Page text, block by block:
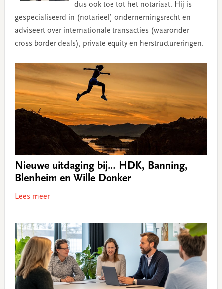
dus ook toe tot het notariaat. Hij is
gespecialiseerd in (notarieel) ondernemingsrecht en
adviseert over internationale transacties (waaronder
cross border deals), private equity en herstructureringen.
Nieuwe uitdaging bij… HDK, Banning,
Blenheim en Wille Donker
Lees meer